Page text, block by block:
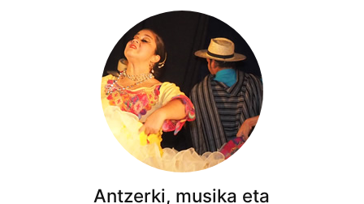
Antzerki, musika eta